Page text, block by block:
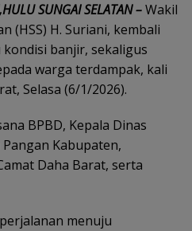
SUNGAI SELATAN –Wakil
(HSS) H. Suriani, kembali
banjir, sekaligus
warga terdampak, kali
Selasa (6/1/2026).
BPBD, Kepala Dinas
Kabupaten,
Daha Barat, serta
menuju